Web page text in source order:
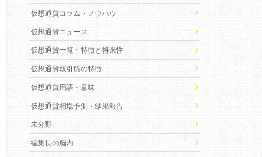
仮想通貨コラム・ノウハウ
仮想通貨ニュース
仮想通貨一覧・特徴と将来性
仮想通貨取引所の特徴
仮想通貨用語・意味
仮想通貨相場予測・結果報告
未分類
編集長の脳内